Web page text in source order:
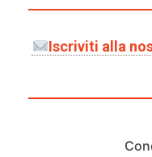
Iscriviti alla